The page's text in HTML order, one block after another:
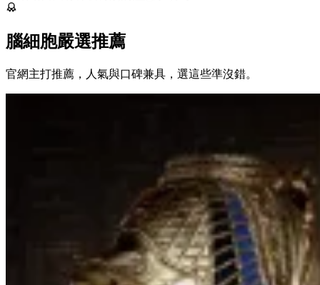
腦細胞嚴選推薦
官網主打推薦，人氣與口碑兼具，選這些準沒錯。